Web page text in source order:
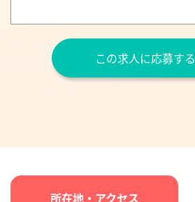
この求人に応募する
所在地・アクセス